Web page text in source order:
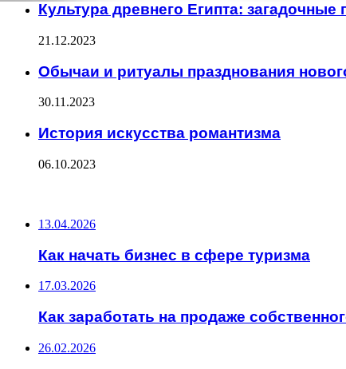
Культура древнего Египта:
21.12.2023
Обычаи и ритуалы празднования
30.11.2023
История искусства романтизма
06.10.2023
13.04.2026
Как начать бизнес в сфере туризма
17.03.2026
Как заработать на продаже
26.02.2026